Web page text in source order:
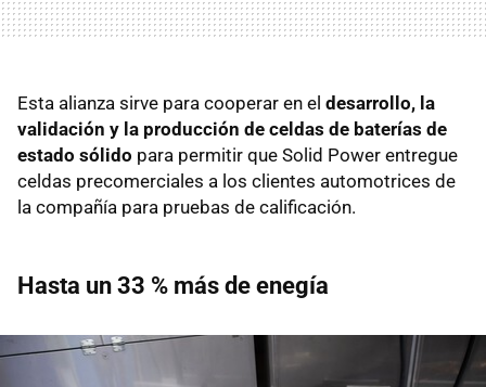
Esta alianza sirve para cooperar en el desarrollo, la
validación y la producción de celdas de baterías de
estado sólido para permitir que Solid Power entregue
celdas precomerciales a los clientes automotrices de
la compañía para pruebas de calificación.
Hasta un 33 % más de enegía